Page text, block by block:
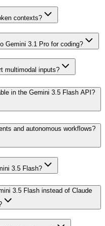
contexts?
Gemini 3.1 Pro for coding?
multimodal inputs?
in the Gemini 3.5 Flash API?
and autonomous workflows?
3.5 Flash?
3.5 Flash instead of Claude